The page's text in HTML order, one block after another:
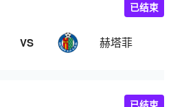
VS 赫塔菲
已结束